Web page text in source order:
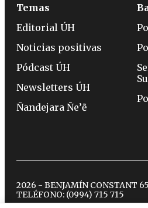
Temas
Editorial ÚH
Noticias positivas
Pódcast ÚH
Newsletters ÚH
Ñandejara Ñe’ẽ
2026 - BENJAMÍN CONSTANT
TELÉFONO: (0994) 715 715